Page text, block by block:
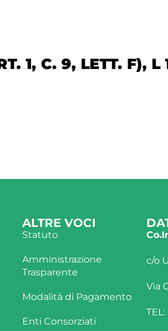
1, C. 9, LETT. F), L
ALTRE VOCI
Statuto
Amministrazione
Trasparente
Modalità di Pagamento
Enti Consorziati
c/o
Via
TEL: